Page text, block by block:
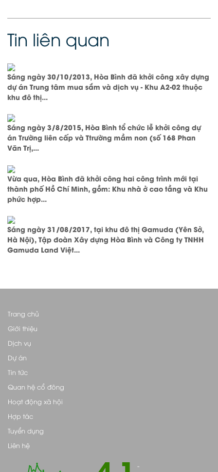
Tin liên quan
Sáng ngày 30/10/2013, Hòa Bình đã khởi công xây dựng
dự án Trung tâm mua sắm và dịch vụ - Khu A2-02 thuộc
khu đô thị...
Sáng ngày 3/8/2015, Hòa Bình tổ chức lễ khởi công dự
án Trường liên cấp và Ttrường mầm non (số 168 Phan
Văn Trị,...
Vừa qua, Hòa Bình đã khởi công hai công trình mới tại
thành phố Hồ Chí Minh, gồm: Khu nhà ở cao tầng và Khu
phức hợp...
Sáng ngày 31/08/2017, tại khu đô thị Gamuda (Yên Sở,
Hà Nội), Tập đoàn Xây dựng Hòa Bình và Công ty TNHH
Gamuda Land Việt...
Trang chủ
Giới thiệu
Dịch vụ
Dự án
Tin tức
Quan hệ cổ đông
Hoạt động xã hội
Hợp tác
Tuyển dụng
Liên hệ
-